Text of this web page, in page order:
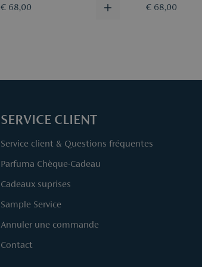
€ 68,00 € 68,00
SERVICE CLIENT
Service client & Questions fréquentes
Parfuma Chèque-Cadeau
Cadeaux suprises
Sample Service
Annuler une commande
Contact